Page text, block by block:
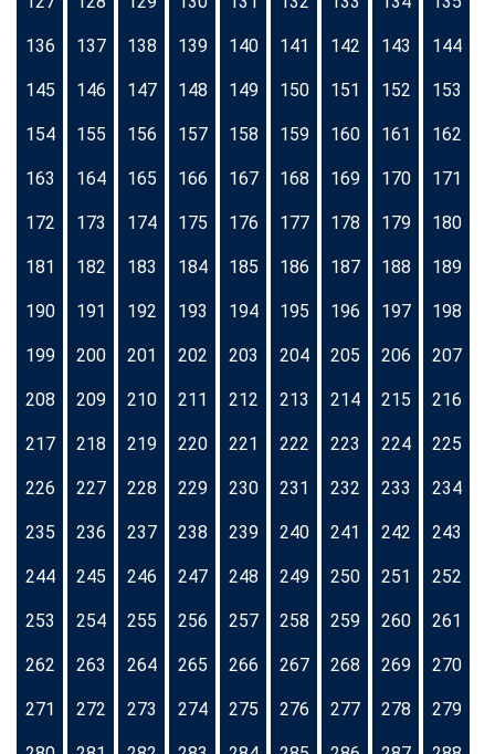
136 137 138 139 140 141 142 143 144
145 146 147 148 149 150 151 152 153
154 155 156 157 158 159 160 161 162
163 164 165 166 167 168 169 170 171
172 173 174 175 176 177 178 179 180
181 182 183 184 185 186 187 188 189
190 191 192 193 194 195 196 197 198
199 200 201 202 203 204 205 206 207
208 209 210 211 212 213 214 215 216
217 218 219 220 221 222 223 224 225
226 227 228 229 230 231 232 233 234
235 236 237 238 239 240 241 242 243
244 245 246 247 248 249 250 251 252
253 254 255 256 257 258 259 260 261
262 263 264 265 266 267 268 269 270
271 272 273 274 275 276 277 278 279